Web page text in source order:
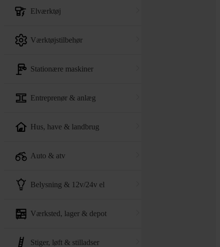
elværktøj
værktøjstilbehør
stationære maskiner
entreprenør & anlæg
hus, have & landbrug
auto & atv
belysning & 12v/24v el
værksted, lager & depot
stiger, løft & stilladser